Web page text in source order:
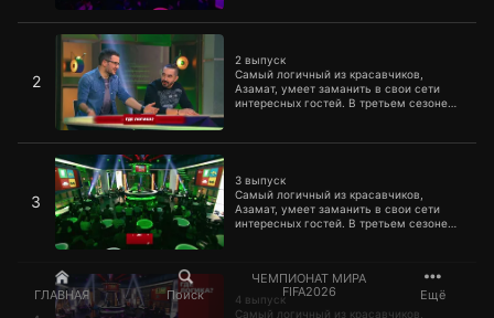
ГЛАВНАЯ Поиск
ЧЕМПИОНАТ МИРА
FIFA2026
Ещё
хромающую логику.
2
2 выпуск
Самый логичный из красавчиков,
Азамат, умеет заманить в свои сети
интересных гостей. В третьем сезоне
хромающую логику.
2 выпуск
3
3 выпуск
Самый логичный из красавчиков,
Азамат, умеет заманить в свои сети
интересных гостей. В третьем сезоне
4 выпуск
Самый логичный из красавчиков,
4 выпуск